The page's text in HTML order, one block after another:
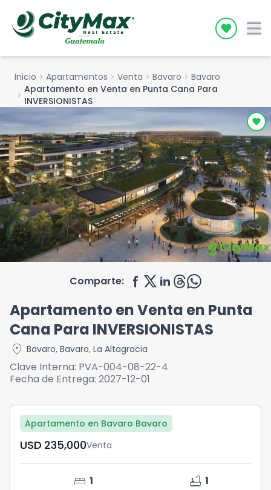
Icon
Inicio chevron_right Apartamentos chevron_right Venta chevron_right Bavaro chevron_right Bavaro
chevron_right Apartamento en Venta en Punta Cana Para
INVERSIONISTAS
Comparte:
Apartamento en Venta en Punta
Cana Para INVERSIONISTAS
location_on Bavaro, Bavaro, La Altagracia
Clave Interna: PVA-004-08-22-4
Fecha de Entrega: 2027-12-01
Apartamento en Bavaro Bavaro
USD	235,000Venta
bed 1 bathtub 1